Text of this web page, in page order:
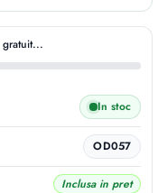
gratuit...
In stoc
OD057
Inclusa in pret